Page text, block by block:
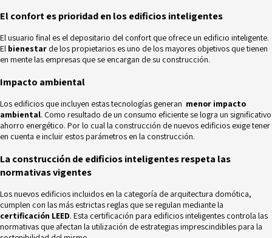
El confort es prioridad en los edificios inteligentes
El usuario final es el depositario del confort que ofrece un edificio inteligente.
El bienestar de los propietarios es uno de los mayores objetivos que tienen
en mente las empresas que se encargan de su construcción.
Impacto ambiental
Los edificios que incluyen estas tecnologías generan menor impacto
ambiental. Como resultado de un consumo eficientese logra un significativo
ahorro energético. Por lo cual la construcción de nuevos edificios exige tener
en cuenta e incluir estos parámetros en la construcción.
La construcción de edificios inteligentes respeta las
normativas vigentes
Los nuevos edificios incluidos en la categoría de arquitectura domótica,
cumplen con las más estrictas reglas que se regulan mediante la
certificación LEED. Esta certificación para edificios inteligentes controla las
normativas que afectan la utilización de estrategias imprescindibles para la